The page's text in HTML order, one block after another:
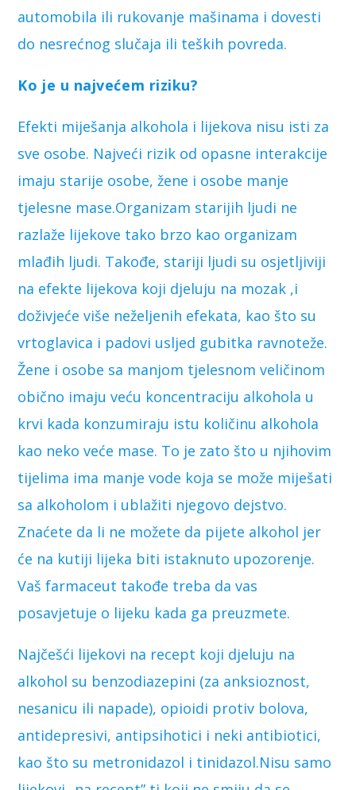
automobila ili rukovanje mašinama i dovesti
do nesrećnog slučaja ili teških povreda.
Ko je u najvećem riziku?
Efekti miješanja alkohola i lijekova nisu isti za
sve osobe. Najveći rizik od opasne interakcije
imaju starije osobe, žene i osobe manje
tjelesne mase.Organizam starijih ljudi ne
razlaže lijekove tako brzo kao organizam
mlađih ljudi. Takođe, stariji ljudi su osjetljiviji
na efekte lijekova koji djeluju na mozak ,i
doživjeće više neželjenih efekata, kao što su
vrtoglavica i padovi usljed gubitka ravnoteže.
Žene i osobe sa manjom tjelesnom veličinom
obično imaju veću koncentraciju alkohola u
krvi kada konzumiraju istu količinu alkohola
kao neko veće mase. To je zato što u njihovim
tijelima ima manje vode koja se može miješati
sa alkoholom i ublažiti njegovo dejstvo.
Znaćete da li ne možete da pijete alkohol jer
će na kutiji lijeka biti istaknuto upozorenje.
Vaš farmaceut takođe treba da vas
posavjetuje o lijeku kada ga preuzmete.
Najčešći lijekovi na recept koji djeluju na
alkohol su benzodiazepini (za anksioznost,
nesanicu ili napade), opioidi protiv bolova,
antidepresivi, antipsihotici i neki antibiotici,
kao što su metronidazol i tinidazol.Nisu samo